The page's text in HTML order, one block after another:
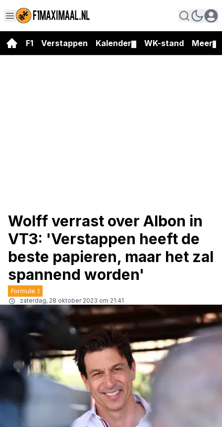
F1 Verstappen Kalender WK-stand Meer
Wolff verrast over Albon in
VT3: 'Verstappen heeft de
beste papieren, maar het zal
spannend worden'
Formule 1
zaterdag, 28 oktober 2023 om 21:41